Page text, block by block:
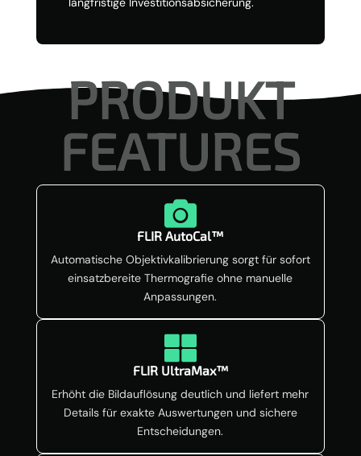
PRODUKT
FEATURES

FLIR AutoCal™
Automatische Objektivkalibrierung sorgt für sofort
einsatzbereite Thermografie ohne manuelle
Anpassungen.

FLIR UltraMax™
Erhöht die Bildauflösung deutlich und liefert mehr
Details für exakte Auswertungen und sichere
Entscheidungen.